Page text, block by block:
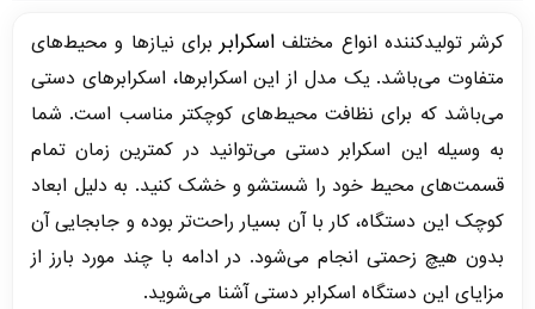
کرشر تولیدکننده انواع مختلف اسکرابر برای نیازها و محیط‌های
متفاوت می‌باشد. یک مدل از این اسکرابرها، اسکرابرهای دستی
می‌باشد که برای نظافت محیط‌های کوچکتر مناسب است. شما
به وسیله این اسکرابر دستی می‌توانید در کمترین زمان تمام
قسمت‌های محیط خود را شستشو و خشک کنید. به دلیل ابعاد
کوچک این دستگاه، کار با آن بسیار راحت‌تر بوده و جابجایی آن
بدون هیچ زحمتی انجام می‌شود. در ادامه با چند مورد بارز از
مزایای این دستگاه اسکرابر دستی آشنا می‌شوید.